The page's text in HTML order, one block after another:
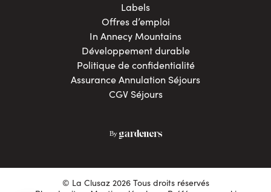
Labels
Offres d’emploi
In Annecy Mountains
Développement durable
Politique de confidentialité
Assurance Annulation Séjours
CGV Séjours
© La Clusaz 2026 Tous droits réservés